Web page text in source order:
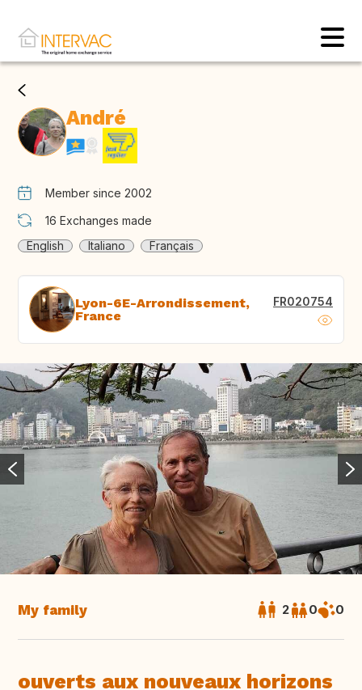
André
Member since 2002
16 Exchanges made
English
Italiano Français
Lyon-6E-Arrondissement,
France
FR020754
My family 2 0 0
ouverts aux nouveaux horizons